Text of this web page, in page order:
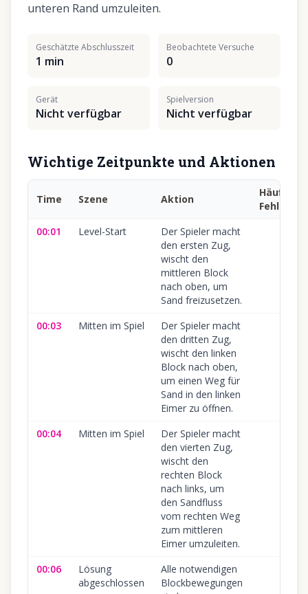
unteren Rand umzuleiten.
Geschätzte Abschlusszeit
1 min
Beobachtete Versuche
0
Gerät
Nicht verfügbar
Spielversion
Nicht verfügbar
Wichtige Zeitpunkte und Aktionen
Time Szene Aktion
Häufiger
Fehler
00:01
Level-Start
Der Spieler macht
den ersten Zug,
wischt den
mittleren Block
nach oben, um
Sand freizusetzen.
00:03
Mitten im Spiel
Der Spieler macht
den dritten Zug,
wischt den linken
Block nach oben,
um einen Weg für
Sand in den linken
Eimer zu öffnen.
00:04
Mitten im Spiel
Der Spieler macht
den vierten Zug,
wischt den
rechten Block
nach links, um
den Sandfluss
vom rechten Weg
zum mittleren
Eimer umzuleiten.
00:06
Lösung
abgeschlossen
Alle notwendigen
Blockbewegungen